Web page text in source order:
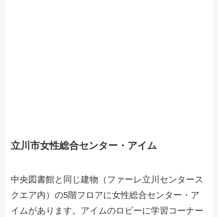
立川市女性総合センター・アイム
中央図書館と同じ建物（ファーレ立川センタース
クエア内）の5階フロアに女性総合センター・ア
イムがあります。アイムのロビーに学習コーナー